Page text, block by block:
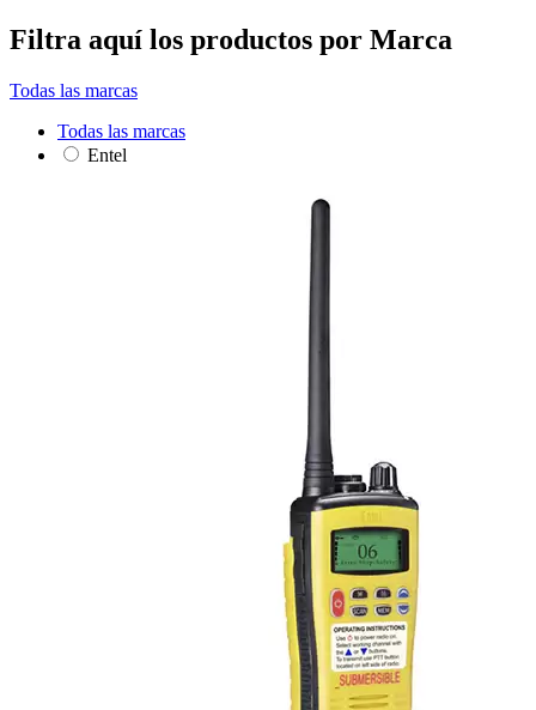
Filtra aquí los productos por Marca
Todas las marcas
Todas las marcas
Entel